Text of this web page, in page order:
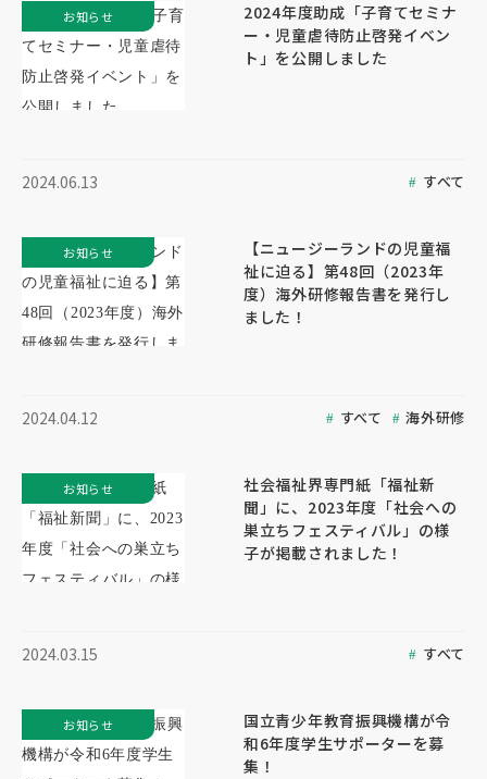
2024年度助成「子育てセミナ
ー・児童虐待防止啓発イベン
ト」を公開しました
2024.06.13 すべて
お知らせ
【ニュージーランドの児童福
祉に迫る】第48回（2023年
度）海外研修報告書を発行し
ました！
2024.04.12 すべて 海外研修
お知らせ
社会福祉界専門紙「福祉新
聞」に、2023年度「社会への
巣立ちフェスティバル」の様
子が掲載されました！
2024.03.15 すべて
お知らせ
国立青少年教育振興機構が令
和6年度学生サポーターを募
集！
お知らせ